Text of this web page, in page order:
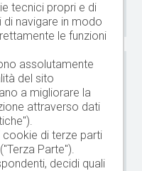
IT021087A156QVK9ZY
348 5901984
tecnici propri e di
navigare in modo
le funzioni
assolutamente
del sito
a migliorare la
attraverso dati
cookie di terze parti
Parte").
decidi quali